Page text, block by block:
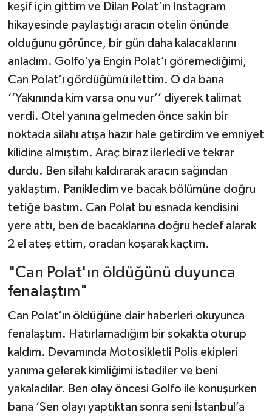
keşif için gittim ve Dilan Polat’ın Instagram
hikayesinde paylaştığı aracın otelin önünde
olduğunu görünce, bir gün daha kalacaklarını
anladım. Golfo’ya Engin Polat’ı göremediğimi,
Can Polat’ı gördüğümü ilettim. O da bana
‘‘Yakınında kim varsa onu vur’’ diyerek talimat
verdi. Otel yanına gelmeden önce sakin bir
noktada silahı atışa hazır hale getirdim ve emniyet
kilidine almıştım. Araç biraz ilerledi ve tekrar
durdu. Ben silahı kaldırarak aracın sağından
yaklaştım. Panikledim ve bacak bölümüne doğru
tetiğe bastım. Can Polat bu esnada kendisini
yere attı, ben de bacaklarına doğru hedef alarak
2 el ateş ettim, oradan koşarak kaçtım.
"Can Polat'ın öldüğünü duyunca
fenalaştım"
Can Polat’ın öldüğüne dair haberleri okuyunca
fenalaştım. Hatırlamadığım bir sokakta oturup
kaldım. Devamında Motosikletli Polis ekipleri
yanıma gelerek kimliğimi istediler ve beni
yakaladılar. Ben olay öncesi Golfo ile konuşurken
bana ‘Sen olayı yaptıktan sonra seni İstanbul’a